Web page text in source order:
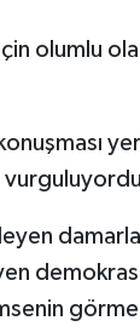
olumlu